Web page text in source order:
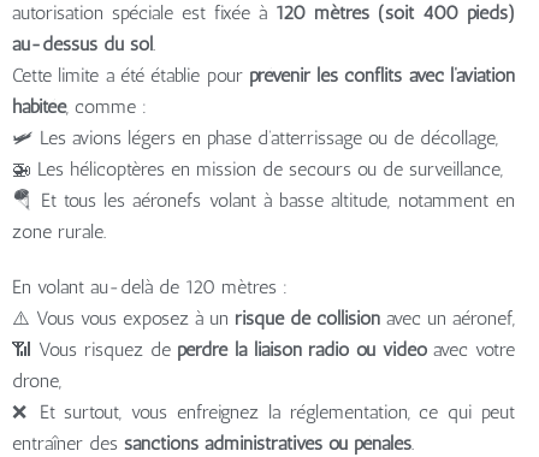
autorisation spéciale est fixée à 120 mètres (soit 400 pieds)
au-dessus du sol.
Cette limite a été établie pour prévenir les conflits avec l’aviation
habitée, comme :
🛩️ Les avions légers en phase d’atterrissage ou de décollage,
🚁 Les hélicoptères en mission de secours ou de surveillance,
🪂 Et tous les aéronefs volant à basse altitude, notamment en
zone rurale.
En volant au-delà de 120 mètres :
⚠️ Vous vous exposez à un risque de collision avec un aéronef,
📶 Vous risquez de perdre la liaison radio ou vidéoavec votre
drone,
❌ Et surtout, vous enfreignez la réglementation, ce qui peut
entraîner des sanctions administratives ou pénales.